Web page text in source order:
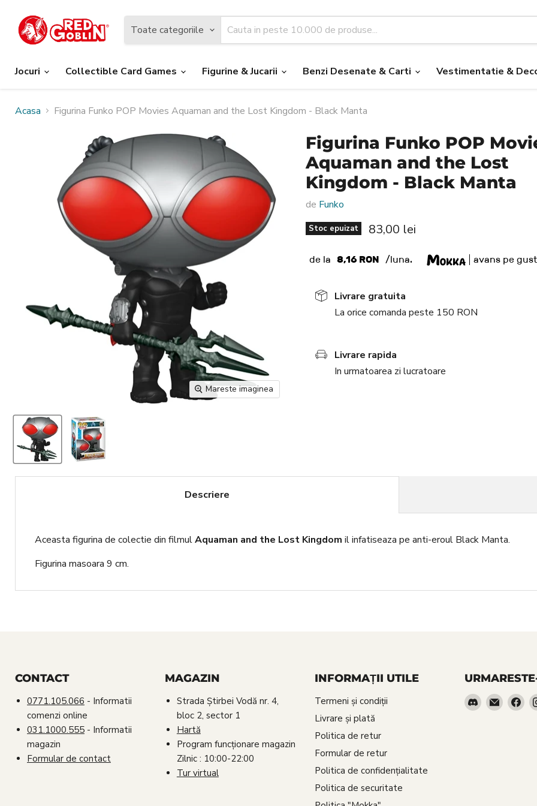
Toate categoriile
Jocuri
Collectible Card Games Figurine & Jucarii Benzi Desenate & Carti Vestimentatie &
Acasa Figurina Funko POP Movies Aquaman and the Lost Kingdom - Black Manta
Mareste imaginea
Figurina Funko POP
Aquaman and the Lost
Kingdom - Black Manta
de Funko
Stoc epuizat Pret nou
83,00 lei
de la 8,16 RON /luna. avans pe
Livrare gratuita
La orice comanda peste 150 RON
Livrare rapida
In urmatoarea zi lucratoare
Descriere
Aceasta figurina de colectie din filmulAquaman and the Lost Kingdom il infatiseaza pe anti-eroul Black Manta.
Figurina masoara 9 cm.
CONTACT
0771.105.066 - Informatii
comenzi online
031.1000.555 - Informatii
magazin
Formular de contact
MAGAZIN
Strada Știrbei Vodă nr. 4,
bloc 2, sector 1
Hartă
Program funcționare magazin
Zilnic : 10:00-22:00
Tur virtual
INFORMAȚII UTILE
Termeni și condiții
Livrare şi plată
Politica de retur
Formular de retur
Politica de confidenţialitate
Politica de securitate
Gasiti-Email